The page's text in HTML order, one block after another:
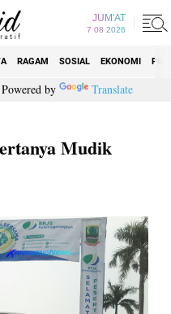
JUM'AT
7 08 2026
RAGAM SOSIAL EKONOMI
Powered by Translate
Mudik